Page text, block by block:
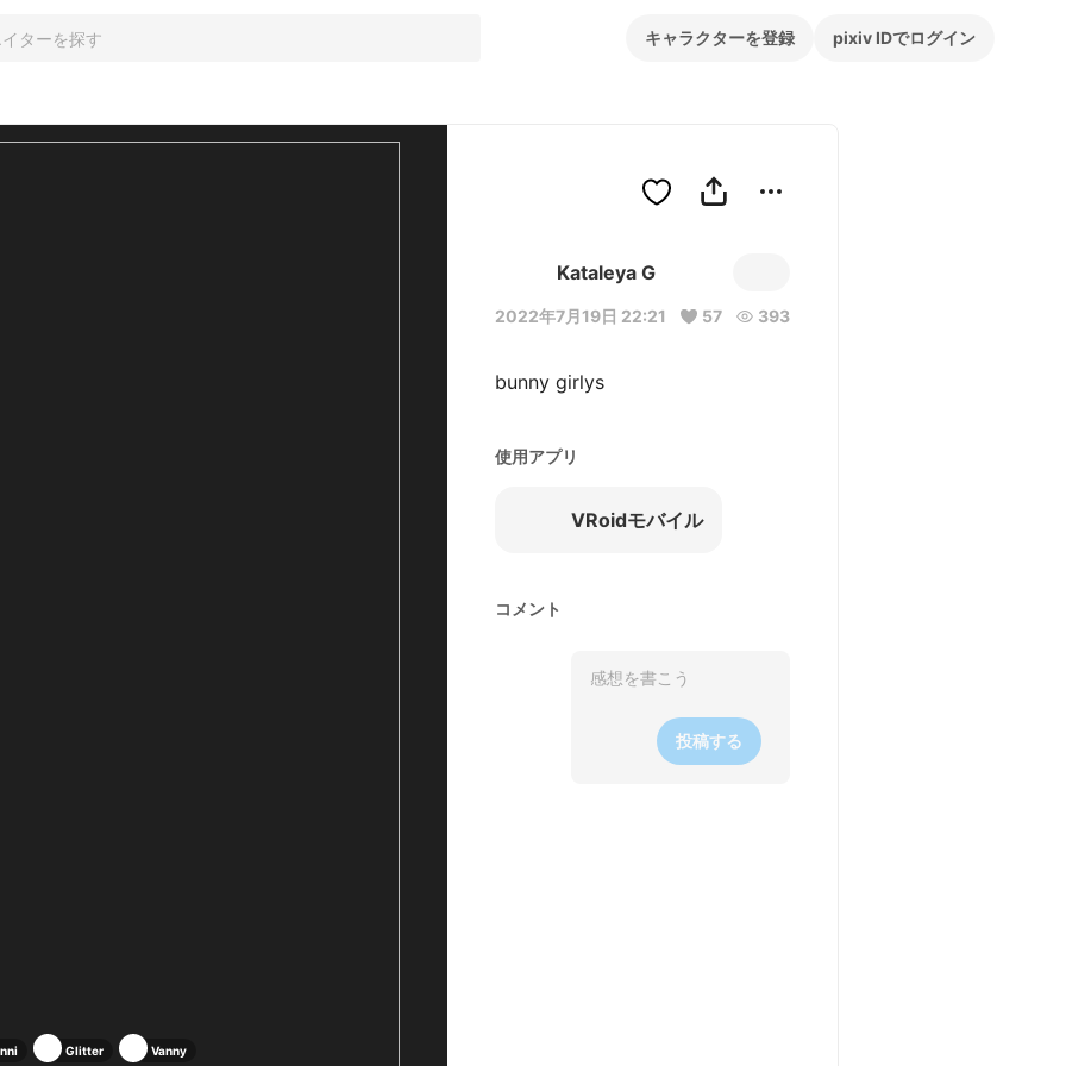
キャラクターを登録 pixiv IDでログイン
Glitter Vanny
Kataleya G
2022年7月19日 22:21 57 393
bunny girlys
使用アプリ
VRoidモバイル
コメント
投稿する